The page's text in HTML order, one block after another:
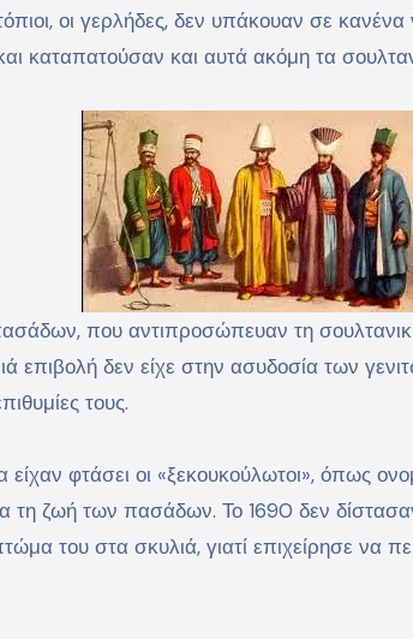
οι γερλήδες, δεν υπάκουαν σε
καταπατούσαν και αυτά ακόμη τα
που αντιπροσώπευαν τη
επιβολή δεν είχε στην ασυδοσία των
τους.
είχαν φτάσει οι «ξεκουκούλωτοι», όπως
τη ζωή των πασάδων. Το 1690 δεν
του στα σκυλιά, γιατί επιχείρησε να